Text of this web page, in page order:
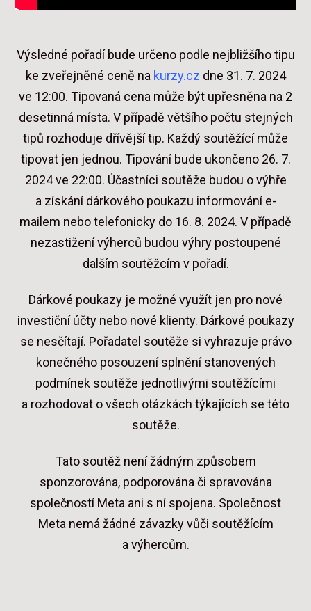
Výsledné pořadí bude určeno podle nejbližšího tipu
ke zveřejněné ceně na kurzy.cz dne 31. 7. 2024
ve 12:00. Tipovaná cena může být upřesněna na 2
desetinná místa. V případě většího počtu stejných
tipů rozhoduje dřívější tip. Každý soutěžící může
tipovat jen jednou. Tipování bude ukončeno 26. 7.
2024 ve 22:00. Účastníci soutěže budou o výhře
a získání dárkového poukazu informování e-
mailem nebo telefonicky do 16. 8. 2024. V případě
nezastižení výherců budou výhry postoupené
dalším soutěžcím v pořadí.
Dárkové poukazy je možné využít jen pro nové
investiční účty nebo nové klienty. Dárkové poukazy
se nesčítají. Pořadatel soutěže si vyhrazuje právo
konečného posouzení splnění stanovených
podmínek soutěže jednotlivými soutěžícími
a rozhodovat o všech otázkách týkajících se této
soutěže.
Tato soutěž není žádným způsobem
sponzorována, podporována či spravována
společností Meta ani s ní spojena. Společnost
Meta nemá žádné závazky vůči soutěžícím
a výhercům.